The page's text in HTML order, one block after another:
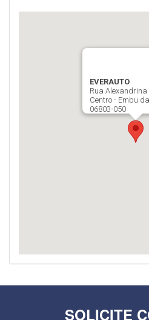
EVERAUTO
Rua
Centro - Embu
06803-050
SOLICITE